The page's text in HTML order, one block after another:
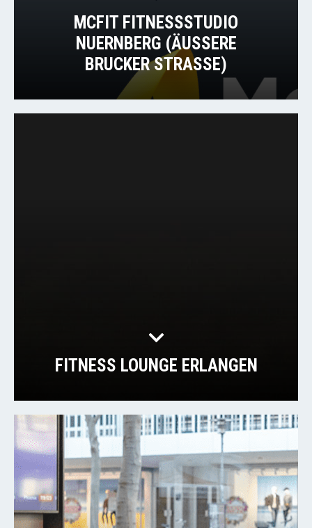
MCFIT FITNESSSTUDIO
NUERNBERG (ÄUSSERE B
RUCKER STRASSE)
FITNESS LOUNGE ERLANGEN